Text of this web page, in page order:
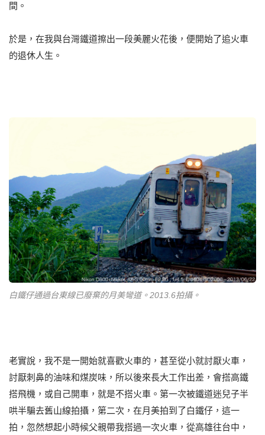
間。
於是，在我與台灣鐵道擦出一段美麗火花後，便開始了追火車
的退休人生。
白鐵仔通過台東線已廢棄的月美彎道。2013.6拍攝。
老實說，我不是一開始就喜歡火車的，甚至從小就討厭火車，
討厭刺鼻的油味和煤炭味，所以後來長大工作出差，會搭高鐵
搭飛機，或自己開車，就是不搭火車。第一次被鐵道迷兒子半
哄半騙去舊山線拍攝，第二次，在月美拍到了白鐵仔，這一
拍，忽然想起小時候父親帶我搭過一次火車，從高雄往台中，